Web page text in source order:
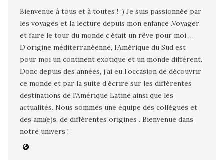
Bienvenue à tous et à toutes ! :) Je suis passionnée par
les voyages et la lecture depuis mon enfance .Voyager
et faire le tour du monde c’était un rêve pour moi …
D’origine méditerranéenne, l’Amérique du Sud est
pour moi un continent exotique et un monde différent.
Donc depuis des années, j’ai eu l’occasion de découvrir
ce monde et par la suite d’écrire sur les différentes
destinations de l’Amérique Latine ainsi que les
actualités. Nous sommes une équipe des collègues et
des ami(e)s, de différentes origines . Bienvenue dans
notre univers !